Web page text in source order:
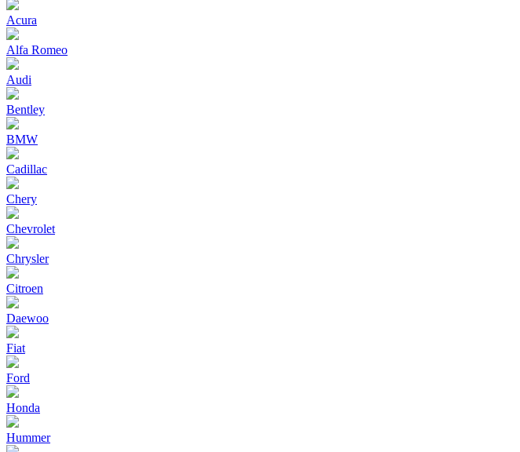
Acura
Alfa Romeo
Audi
Bentley
BMW
Cadillac
Chery
Chevrolet
Chrysler
Citroen
Daewoo
Fiat
Ford
Honda
Hummer